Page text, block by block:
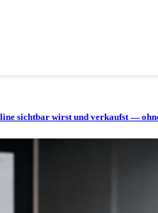
sichtbar wirst und verkaufst —